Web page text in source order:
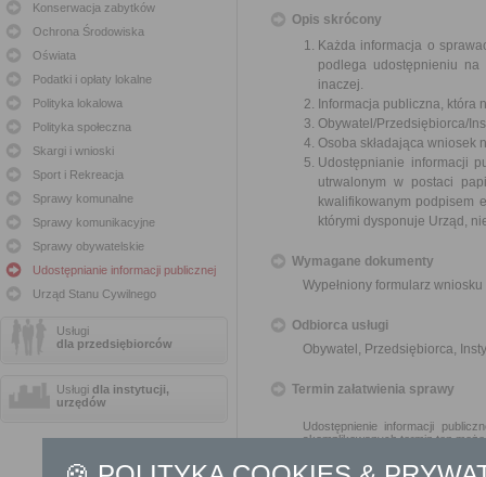
Konserwacja zabytków
Ochrona Środowiska
Oświata
Podatki i opłaty lokalne
Polityka lokalowa
Polityka społeczna
Skargi i wnioski
Sport i Rekreacja
Sprawy komunalne
Sprawy komunikacyjne
Sprawy obywatelskie
Udostępnianie informacji publicznej
Urząd Stanu Cywilnego
Usługi
dla przedsiębiorców
Usługi dla instytucji,
urzędów
Opis skrócony
Każda informacja o
podlega udostępnieniu
inaczej.
Informacja publiczna, która
Obywatel/Przedsiębiorca/
Osoba składająca wniosek
Udostępnianie informacji
utrwalonym w postaci
kwalifikowanym podpisem
którymi dysponuje Urząd,
Wymagane dokumenty
Wypełniony formularz
Odbiorca usługi
Obywatel, Przedsiębiorca,
Termin załatwienia sprawy
Udostępnienie informacji
skomplikowanych termin ten